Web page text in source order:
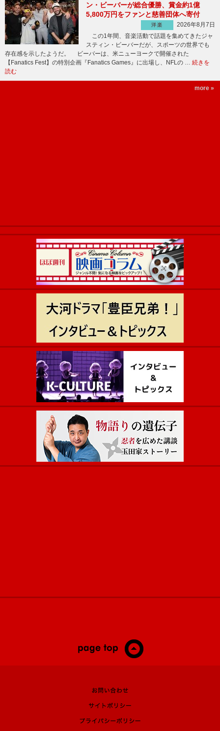
ン・ビーバーが総合優勝、賞金約1億
5,800万円をファンと慈善団体へ寄付
洋楽
2026年8月7日
この1年間、音楽活動で話題を集めてきたジャ
スティン・ビーバーだが、スポーツの世界でも
存在感を示したようだ。 ビーバーは、米ニューヨークで開催された
【Fanatics Fest】の特別企画『Fanatics Games』に出場し、NFLの … 続きを
読む
more »